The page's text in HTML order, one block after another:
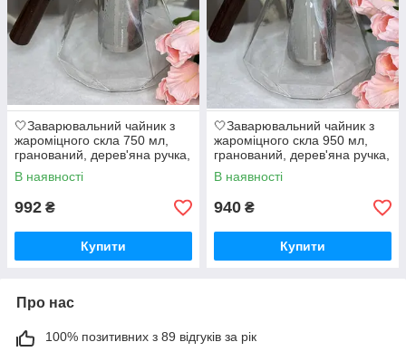
🤍Заварювальний чайник з
жароміцного скла 750 мл,
гранований, дерев'яна ручка,
металева кришка та ситечко,
Прозорий
В наявності
992 ₴
Купити
🤍Заварювальний чайник з
жароміцного скла 950 мл,
гранований, дерев'яна ручка,
металева кришка та ситечко,
Прозорий
В наявності
940 ₴
Купити
Про нас
100% позитивних з 89 відгуків за рік